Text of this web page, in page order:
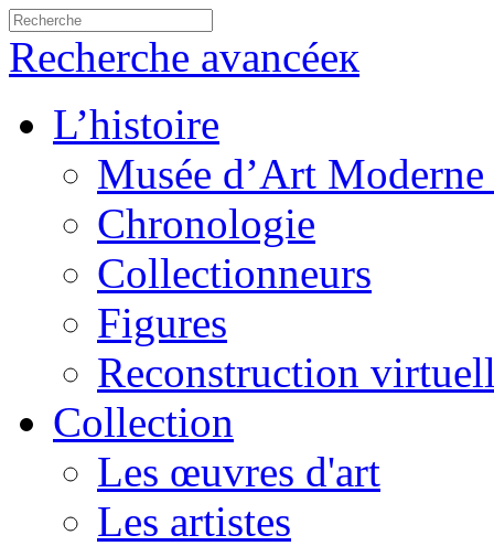
Recherche avancéeк
L’histoire
Musée d’Art
Chronologie
Collectionneurs
Figures
Reconstruction
Collection
Les œuvres d'art
Les artistes